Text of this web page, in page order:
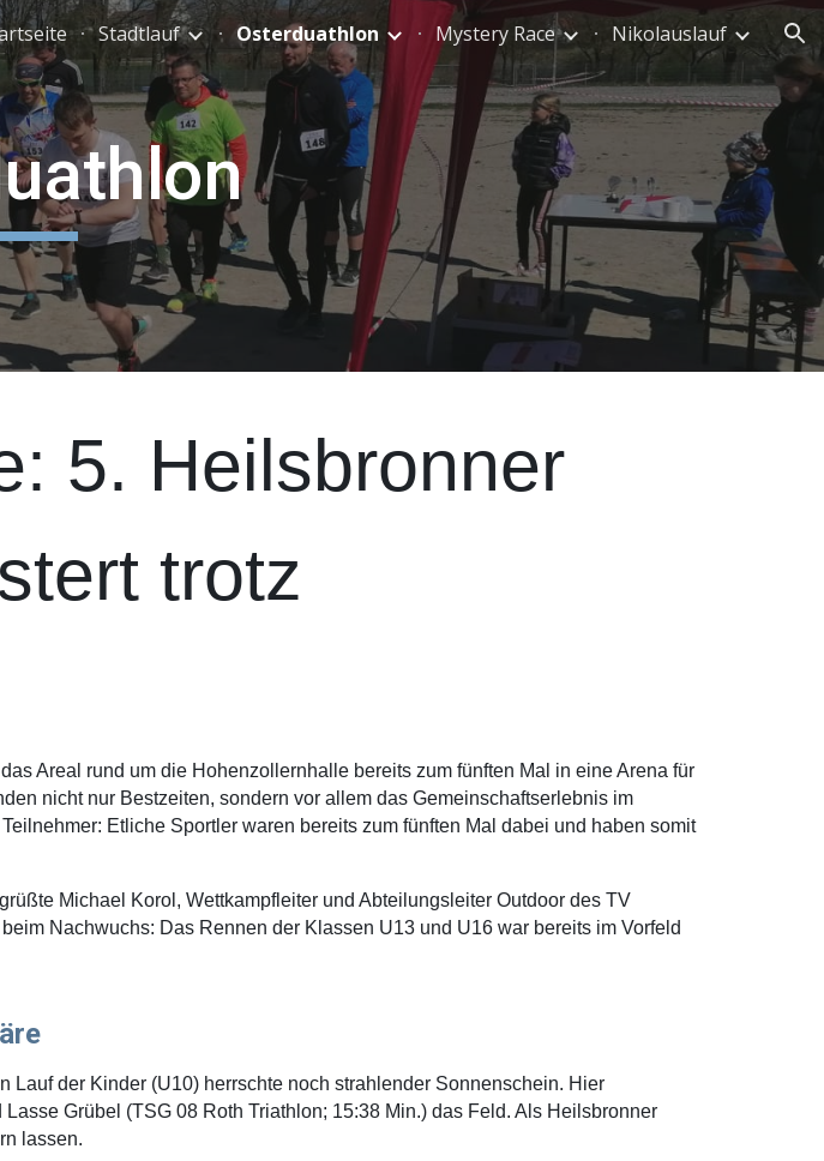
Skip to navigation
Stadtlauf Osterduathlon Mystery Race Nikolauslauf
5. Heilsbronner
trotz
Areal rund um die Hohenzollernhalle bereits zum fünften Mal in eine Arena für
nicht nur Bestzeiten, sondern vor allem das Gemeinschaftserlebnis im
Etliche Sportler waren bereits zum fünften Mal dabei und haben somit
Michael Korol, Wettkampfleiter und Abteilungsleiter Outdoor des TV
Nachwuchs: Das Rennen der Klassen U13 und U16 war bereits im Vorfeld
der Kinder (U10) herrschte noch strahlender Sonnenschein. Hier
Grübel (TSG 08 Roth Triathlon; 15:38 Min.) das Feld. Als Heilsbronner
lassen.